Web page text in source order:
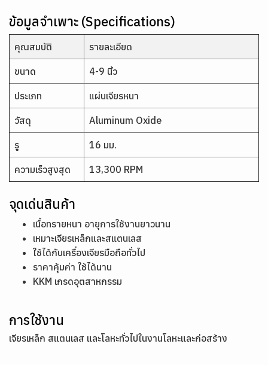
ข้อมูลจำเพาะ (Specifications)
คุณสมบัติ รายละเอียด
ขนาด 4-9 นิ้ว
ประเภท แผ่นเจียรหนา
วัสดุ Aluminum Oxide
รู 16 มม.
ความเร็วสูงสุด 13,300 RPM
จุดเด่นสินค้า
เนื้อทรายหนา อายุการใช้งานยาวนาน
เหมาะเจียรเหล็กและสแตนเลส
ใช้ได้กับเครื่องเจียรมือถือทั่วไป
ราคาคุ้มค่า ใช้ได้นาน
KKM เกรดอุตสาหกรรม
การใช้งาน
เจียรเหล็ก สแตนเลส และโลหะทั่วไปในงานโลหะและก่อสร้าง